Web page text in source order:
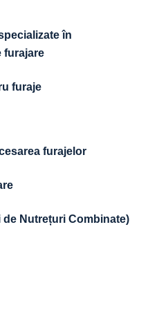
în
furajare
furaje
furajelor
de Nutrețuri Combinate)